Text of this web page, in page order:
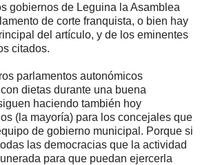
gobiernos de Leguina la Asamblea
de corte franquista, o bien hay
del artículo, y de los eminentes
citados.
parlamentos autonómicos
dietas durante una buena
haciendo también hoy
(la mayoría) para los concejales que
de gobierno municipal. Porque si
las democracias que la actividad
para que puedan ejercerla